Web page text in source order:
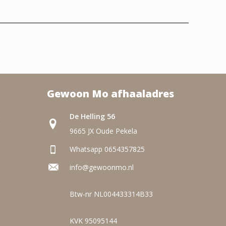
Gewoon Mo afhaaladres
De Helling 56
9665 JX Oude Pekela
Whatsapp 0654357825
info@gewoonmo.nl
Btw-nr NL004433314B33
KVK 95095144